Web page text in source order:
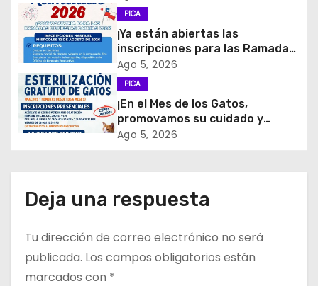
n
d
e
e
r
a
d
PICA
¡Ya están abiertas las
inscripciones para las Ramadas
de Fiestas Patrias 2026!
Ago 5, 2026
PICA
¡En el Mes de los Gatos,
promovamos su cuidado y
tenencia responsable!
Ago 5, 2026
Deja una respuesta
Tu dirección de correo electrónico no será
publicada. Los campos obligatorios están
marcados con *